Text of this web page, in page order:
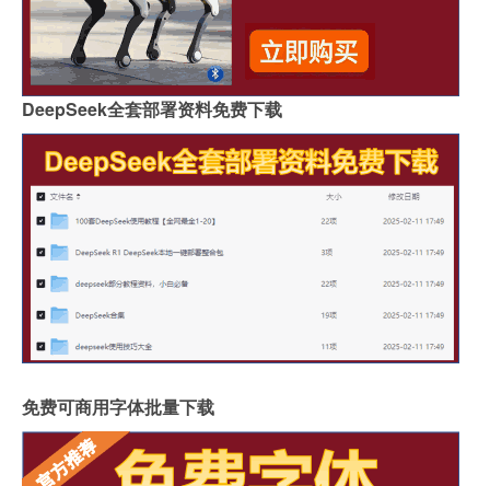
DeepSeek全套部署资料免费下载
免费可商用字体批量下载